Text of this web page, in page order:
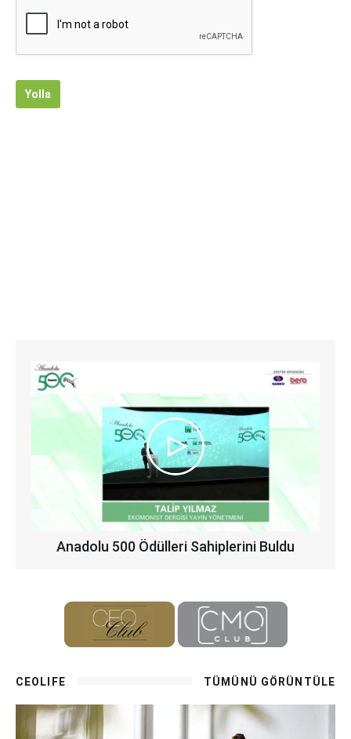
Yolla
Anadolu 500 Ödülleri Sahiplerini Buldu
CEOLIFE TÜMÜNÜ GÖRÜNTÜLE